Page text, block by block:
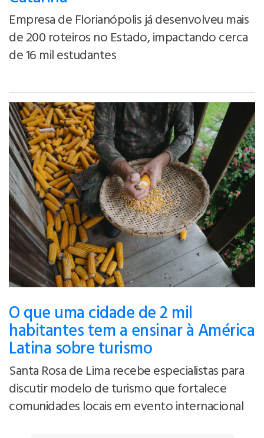
Empresa de Florianópolis já desenvolveu mais
de 200 roteiros no Estado, impactando cerca
de 16 mil estudantes
O que uma cidade de 2 mil
habitantes tem a ensinar à América
Latina sobre turismo
Santa Rosa de Lima recebe especialistas para
discutir modelo de turismo que fortalece
comunidades locais em evento internacional